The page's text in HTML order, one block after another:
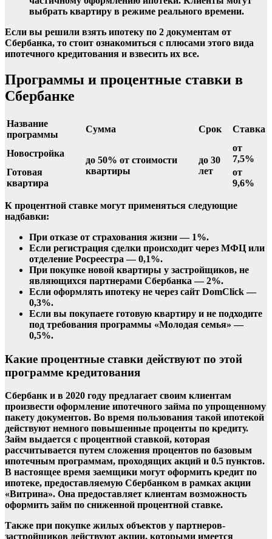
выбрать квартиру в режиме реального времени.
Если вы решили взять ипотеку по 2 документам от
Сбербанка, то стоит ознакомиться с плюсами этого вида
ипотечного кредитования и взвесить их все.
Программы и процентные ставки в
Сбербанке
Название
программы
Сумма Срок Ставка
Новостройка
до 50% от стоимости
квартиры
до 30
лет
от
7,5%
Готовая
квартира
от
9,6%
К процентной ставке могут применяться следующие
надбавки:
При отказе от страхования жизни — 1%.
Если регистрация сделки происходит через МФЦ или
отделение Росреестра — 0,1%.
При покупке новой квартиры у застройщиков, не
являющихся партнерами Сбербанка — 2%.
Если оформлять ипотеку не через сайт DomClick —
0,3%.
Если вы покупаете готовую квартиру и не подходите
под требования программы «Молодая семья» —
0,5%.
Какие процентные ставки действуют по этой
программе кредитования
Сбербанки в 2020 году предлагает своим клиентам
произвести оформление ипотечного займа по упрощенному
пакету документов. Во время пользования такой ипотекой
действуют немного повышенные проценты по кредиту.
Займ выдается с процентной ставкой, которая
рассчитывается путем сложения процентов по базовым
ипотечным программам, проходящих акций и 0.5 пунктов.
В настоящее время заемщики могут оформить кредит по
ипотеке, предоставляемую Сбербанком в рамках акции
«Витрина». Она предоставляет клиентам возможность
оформить займ по сниженной процентной ставке.
Также при покупке жилых объектов у партнеров-
застройщиков действуют акции, которыми имеется